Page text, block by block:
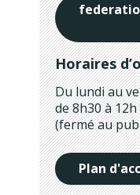
Horaires
Du lundi au
de 8h30 à
(fermé au
Plan